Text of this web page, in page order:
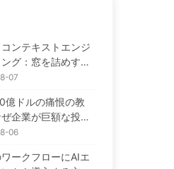
コンテキストエンジ
グ：窓を詰めすぎ
する！「書く、選
ップで、毒を警戒
や混乱を防ぎ、ノ
の外に排除しよう
くり学ぶAI170
07
億ドルの痛恨の教
企業が巨額な投資
アシスタントは、
競合他社は90%の
06
ークフローにAIエ